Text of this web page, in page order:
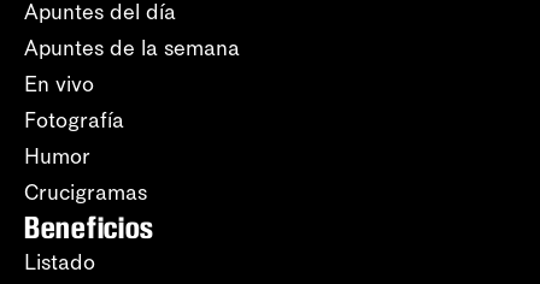
Apuntes del día
Apuntes de la semana
En vivo
Fotografía
Humor
Crucigramas
Beneficios
Listado